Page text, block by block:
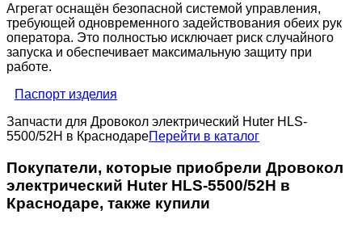
Агрегат оснащён безопасной системой управления,
требующей одновременного задействования обеих рук
оператора. Это полностью исключает риск случайного
запуска и обеспечивает максимальную защиту при
работе.
Паспорт изделия
Запчасти для Дровокол электрический Huter HLS-
5500/52H в КраснодареПерейти в каталог
Покупатели, которые приобрели Дровокол
электрический Huter HLS-5500/52H в
Краснодаре, также купили